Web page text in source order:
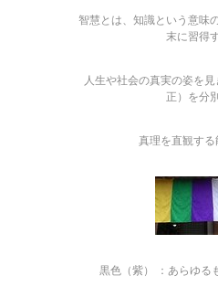
智慧とは、知識という意味
末に習得す
人生や社会の真実の姿を
正）を分
真理を直観する
黒色（紫） ：あらゆる